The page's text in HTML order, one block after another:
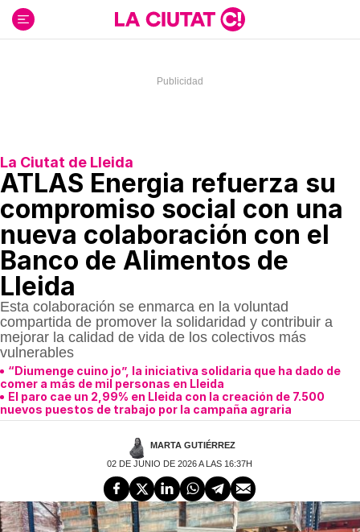
contenido
La Ciutat de Lleida
ATLAS Energia refuerza su
compromiso social con una
nueva colaboración con el
Banco de Alimentos de
Lleida
Esta colaboración se enmarca en la voluntad
compartida de promover la solidaridad y contribuir a
mejorar la calidad de vida de los colectivos más
vulnerables
“Diumenge cuino jo”, la iniciativa solidaria que ha dado de
comer a más de mil personas en Lleida
El paro cae un 2,99% en Lleida con la creación de 7.500
nuevos puestos de trabajo por la campaña agraria
MARTA GUTIÉRREZ
02 DE JUNIO DE 2026 A LAS 16:37H